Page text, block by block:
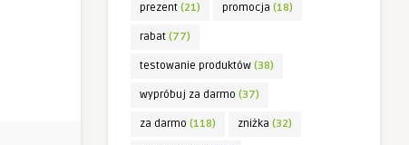
prezent (21) promocja (18)
rabat (77)
testowanie produktów (38)
wypróbuj za darmo (37)
za darmo (118) zniżka (32)